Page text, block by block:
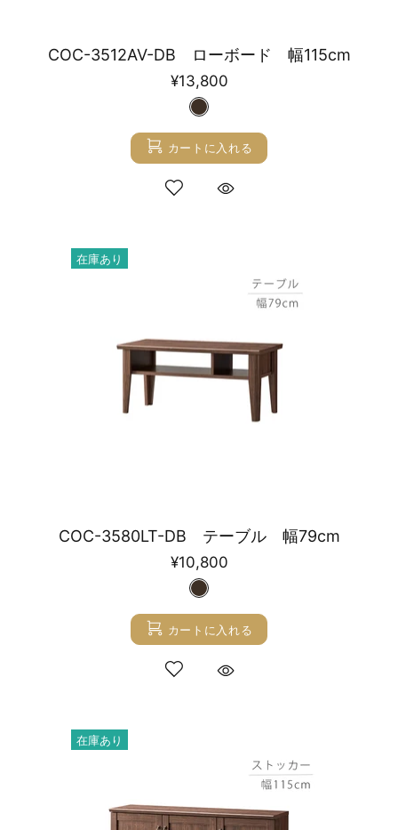
COC-3512AV-DB ローボード 幅115cm
¥13,800
カートに入れる
在庫あり
COC-3580LT-DB テーブル 幅79cm
¥10,800
カートに入れる
在庫あり